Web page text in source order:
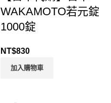
WAKAMOTO若元錠
1000錠
NT$830
加入購物車